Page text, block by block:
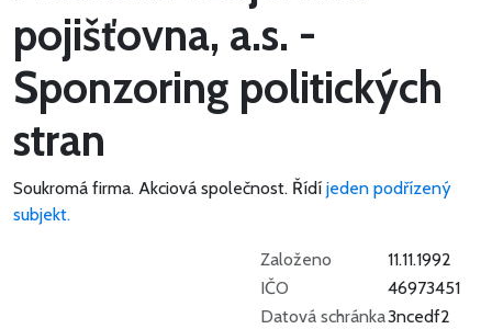
pojišťovna, a.s. -
Sponzoring politických
stran
Soukromá firma. Akciová společnost. Řídí jeden podřízený
subjekt.
Založeno
11.11.1992
IČO
46973451
Datová schránka3ncedf2